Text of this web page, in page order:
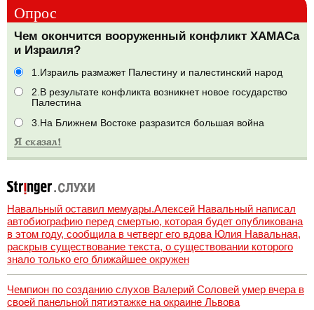
Опрос
Чем окончится вооруженный конфликт ХАМАСа
и Израиля?
1.Израиль размажет Палестину и палестинский народ
2.В результате конфликта возникнет новое государство
Палестина
3.На Ближнем Востоке разразится большая война
Навальный оставил мемуары.Алексей Навальный написал
автобиографию перед смертью, которая будет опубликована
в этом году, сообщила в четверг его вдова Юлия Навальная,
раскрыв существование текста, о существовании которого
знало только его ближайшее окружен
Чемпион по созданию слухов Валерий Соловей умер вчера в
своей панельной пятиэтажке на окраине Львова